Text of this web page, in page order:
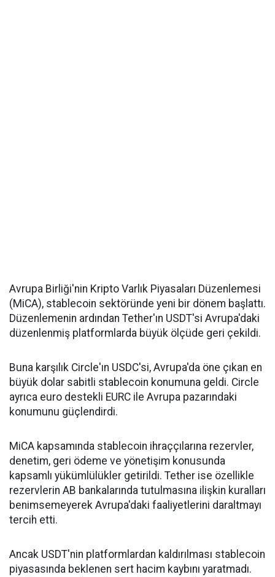
Avrupa Birliği'nin Kripto Varlık Piyasaları Düzenlemesi
(MiCA), stablecoin sektöründe yeni bir dönem başlattı.
Düzenlemenin ardından Tether'ın USDT'si Avrupa'daki
düzenlenmiş platformlarda büyük ölçüde geri çekildi.
Buna karşılık Circle'ın USDC'si, Avrupa'da öne çıkan en
büyük dolar sabitli stablecoin konumuna geldi. Circle
ayrıca euro destekli EURC ile Avrupa pazarındaki
konumunu güçlendirdi.
MiCA kapsamında stablecoin ihraççılarına rezervler,
denetim, geri ödeme ve yönetişim konusunda
kapsamlı yükümlülükler getirildi. Tether ise özellikle
rezervlerin AB bankalarında tutulmasına ilişkin kuralları
benimsemeyerek Avrupa'daki faaliyetlerini daraltmayı
tercih etti.
Ancak USDT'nin platformlardan kaldırılması stablecoin
piyasasında beklenen sert hacim kaybını yaratmadı.